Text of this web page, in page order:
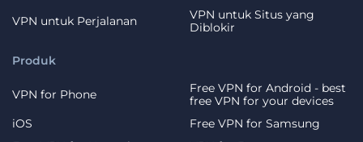
Produk
VPN for Phone
Free VPN for Android - best
free VPN for your devices
iOS
Free VPN for Samsung
VPN untuk Perjalanan
VPN untuk Situs yang
Diblokir